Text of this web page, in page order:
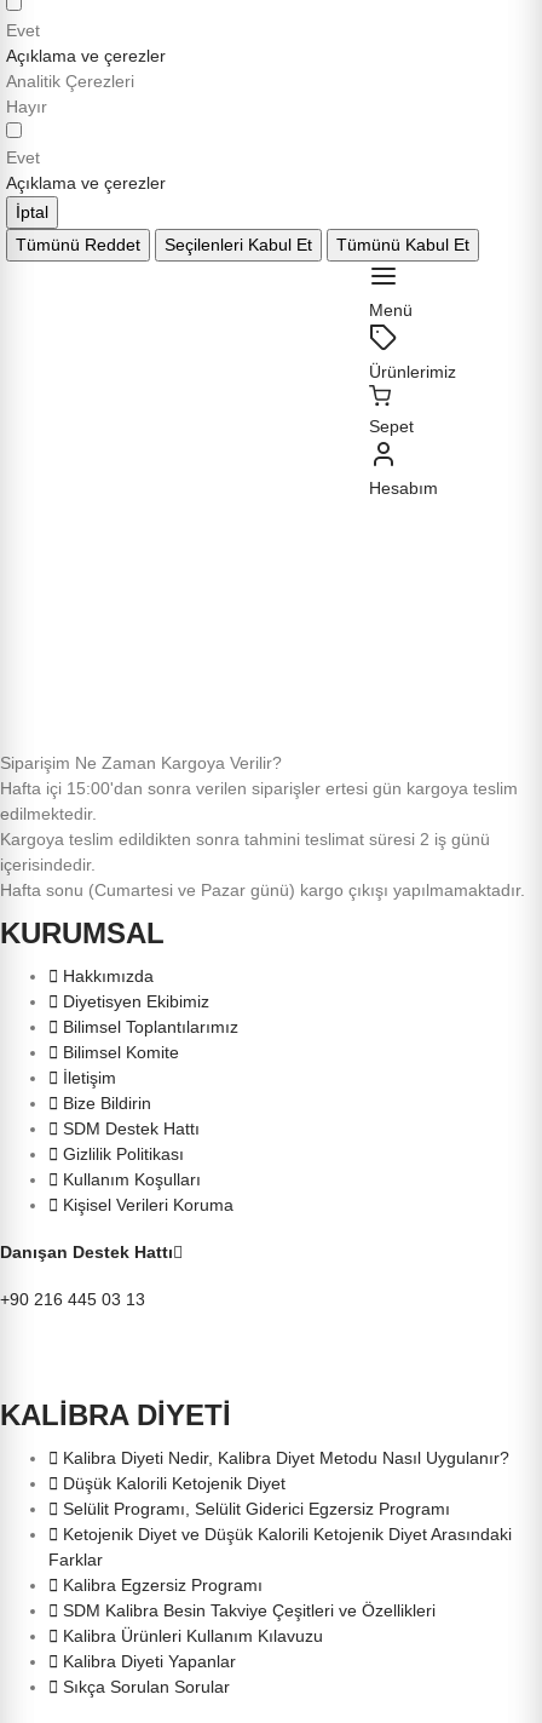
Evet
Açıklama ve çerezler
Analitik Çerezleri
Hayır
Evet
Açıklama ve çerezler
İptal
Tümünü Reddet
Seçilenleri Kabul Et Tümünü Kabul Et
Menü
Ürünlerimiz
Sepet
Hesabım
Siparişim Ne Zaman Kargoya Verilir?
Hafta içi 15:00'dan sonra verilen siparişler ertesi gün kargoya teslim
edilmektedir.
Kargoya teslim edildikten sonra tahmini teslimat süresi 2 iş günü
içerisindedir.
Hafta sonu (Cumartesi ve Pazar günü) kargo çıkışı yapılmamaktadır.
KURUMSAL
Hakkımızda
Diyetisyen Ekibimiz
Bilimsel Toplantılarımız
Bilimsel Komite
İletişim
Bize Bildirin
SDM Destek Hattı
Gizlilik Politikası
Kullanım Koşulları
Kişisel Verileri Koruma
Danışan Destek Hattı
+90 216 445 03 13
KALİBRA DİYETİ
Kalibra Diyeti Nedir, Kalibra Diyet Metodu Nasıl Uygulanır?
Düşük Kalorili Ketojenik Diyet
Selülit Programı, Selülit Giderici Egzersiz Programı
Ketojenik Diyet ve Düşük Kalorili Ketojenik Diyet Arasındaki
Farklar
Kalibra Egzersiz Programı
SDM Kalibra Besin Takviye Çeşitleri ve Özellikleri
Kalibra Ürünleri Kullanım Kılavuzu
Kalibra Diyeti Yapanlar
Sıkça Sorulan Sorular